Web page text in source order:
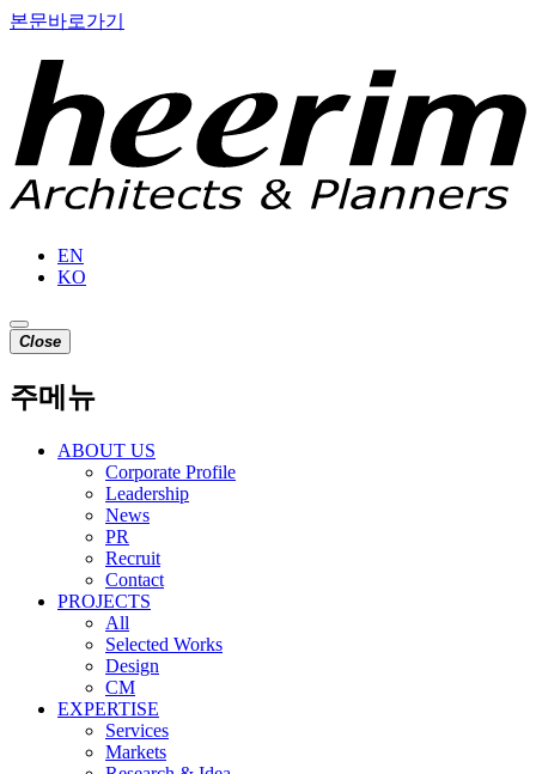
본문바로가기
EN
KO
Close
주메뉴
ABOUT US
Corporate Profile
Leadership
News
PR
Recruit
Contact
PROJECTS
All
Selected Works
Design
CM
EXPERTISE
Services
Markets